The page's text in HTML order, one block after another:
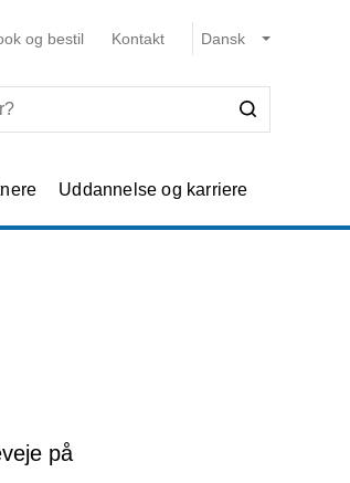
og bestil Kontakt
Uddannelse og karriere
på